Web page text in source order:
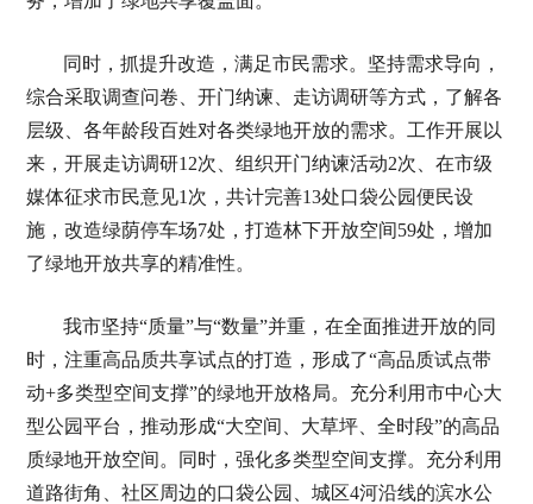
同时，抓提升改造，满足市民需求。坚持需求导向，
综合采取调查问卷、开门纳谏、走访调研等方式，了解各
层级、各年龄段百姓对各类绿地开放的需求。工作开展以
来，开展走访调研12次、组织开门纳谏活动2次、在市级
媒体征求市民意见1次，共计完善13处口袋公园便民设
施，改造绿荫停车场7处，打造林下开放空间59处，增加
了绿地开放共享的精准性。
我市坚持“质量”与“数量”并重，在全面推进开放的同
时，注重高品质共享试点的打造，形成了“高品质试点带
动+多类型空间支撑”的绿地开放格局。充分利用市中心大
型公园平台，推动形成“大空间、大草坪、全时段”的高品
质绿地开放空间。同时，强化多类型空间支撑。充分利用
道路街角、社区周边的口袋公园、城区4河沿线的滨水公